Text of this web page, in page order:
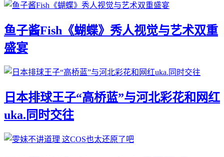
鱼子酱Fish《蝴蝶》秀人视觉与艺术双重
盛宴
日本排球王子“高桥蓝”与河北彩花和网红
uka.同时交往